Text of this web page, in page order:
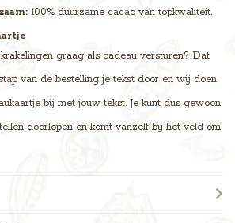
100% duurzame cacao van topkwaliteit.
graag als cadeau versturen? Dat
van de bestelling je tekst door en wij doen
bij met jouw tekst. Je kunt dus gewoon
doorlopen en komt vanzelf bij het veld om